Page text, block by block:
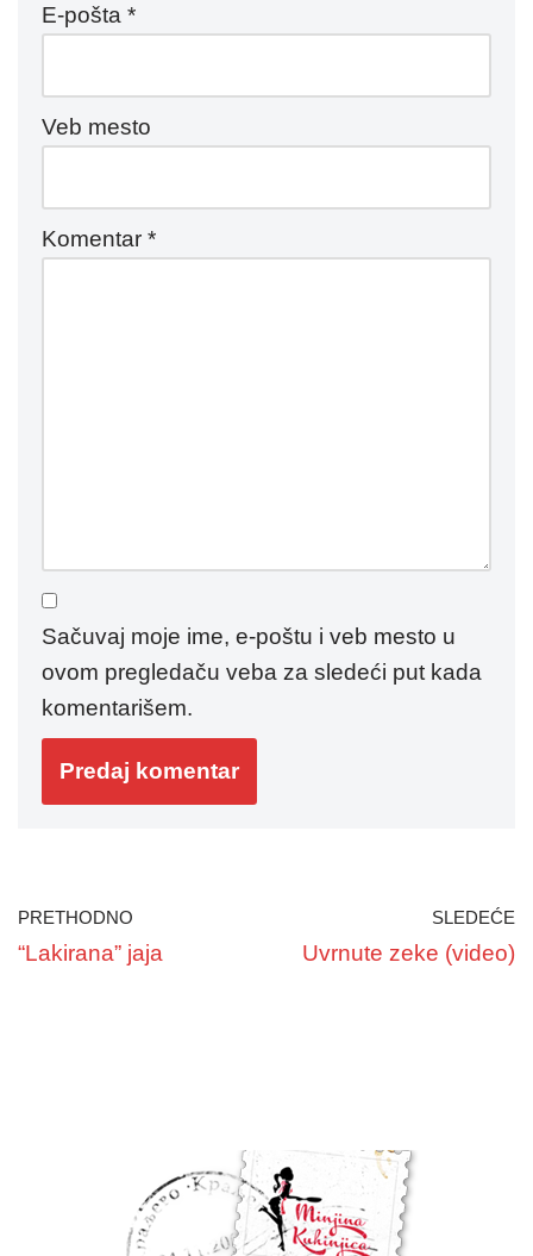
E-pošta *
Veb mesto
Komentar *
Sačuvaj moje ime, e-poštu i veb mesto u
ovom pregledaču veba za sledeći put kada
komentarišem.
PRETHODNO
“Lakirana” jaja
SLEDEĆE
Uvrnute zeke (video)